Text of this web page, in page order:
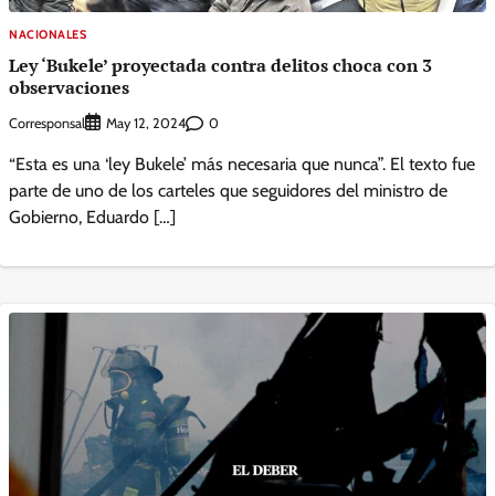
NACIONALES
Ley ‘Bukele’ proyectada contra delitos choca con 3
observaciones
Corresponsal May 12, 2024 0
“Esta es una ‘ley Bukele’ más necesaria que nunca”. El texto fue
parte de uno de los carteles que seguidores del ministro de
Gobierno, Eduardo […]